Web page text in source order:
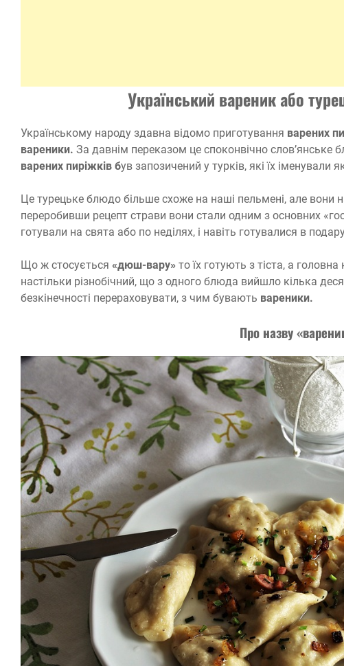
Український вареник або
Українському народу здавна відомо приготування варених
вареники. За давнім переказом це споконвічно слов’янське
варених пиріжків був запозичений у турків, які їх іменували
Це турецьке блюдо більше схоже на наші пельмені, але вони
переробивши рецепт страви вони стали одним з основних
готували на свята або по неділях, і навіть готувалися в
Що ж стосується «дюш-вару» то їх готують з тіста, а
настільки різнобічний, що з одного блюда вийшло кілька
безкінечності перераховувати, з чим бувають вареники.
Про назву